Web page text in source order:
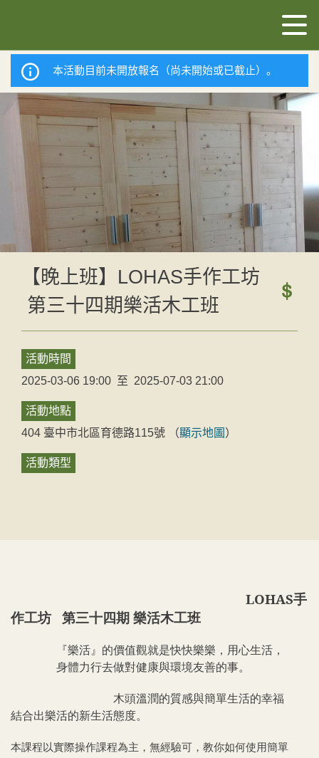
本活動目前未開放報名（尚未開始或已截止）。
【晚上班】LOHAS手作工坊
第三十四期樂活木工班
活動時間
2025-03-06 19:00 至 2025-07-03 21:00
活動地點
404 臺中市北區育德路115號 （顯示地圖 ）
活動類型
LOHAS手
作工坊 第三十四期 樂活木工班
『樂活』的價值觀就是快快樂樂，用心生活，
身體力行去做對健康與環境友善的事。
木頭溫潤的質感與簡單生活的幸福
結合出樂活的新生活態度。
本課程以實際操作課程為主，無經驗可，教你如何使用簡單